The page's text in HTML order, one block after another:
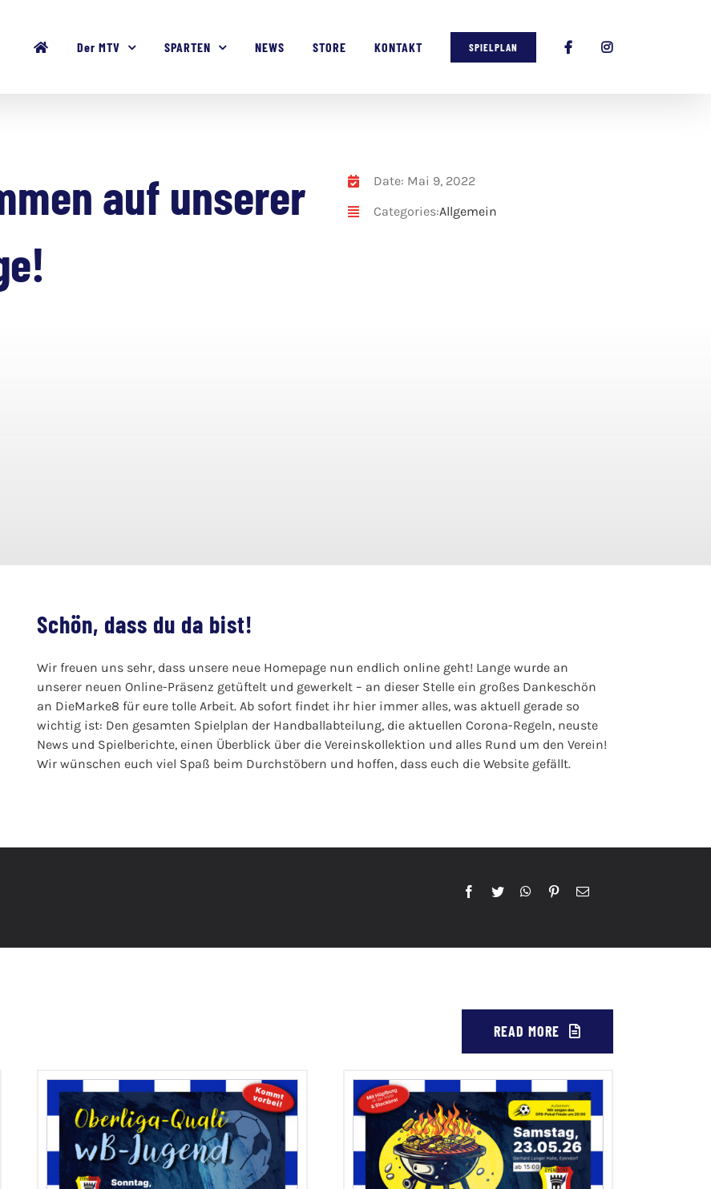
Der MTV SPARTEN NEWS STORE KONTAKT SPIELPLAN
auf unserer
Date: Mai 9, 2022
Categories:Allgemein
Schön, dass du da bist!
Wir freuen uns sehr, dass unsere neue Homepage nun endlich online geht! Lange wurde an
unserer neuen Online-Präsenz getüftelt und gewerkelt – an dieser Stelle ein großes Dankeschön
an DieMarke8 für eure tolle Arbeit. Ab sofort findet ihr hier immer alles, was aktuell gerade so
wichtig ist: Den gesamten Spielplan der Handballabteilung, die aktuellen Corona-Regeln, neuste
News und Spielberichte, einen Überblick über die Vereinskollektion und alles Rund um den Verein!
Wir wünschen euch viel Spaß beim Durchstöbern und hoffen, dass euch die Website gefällt.
READ MORE